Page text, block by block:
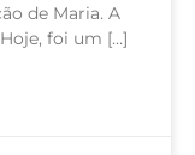
de Maria. A
foi um […]